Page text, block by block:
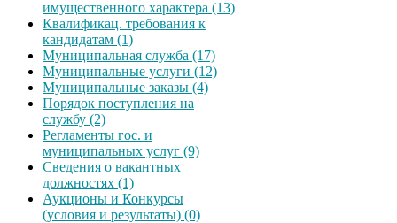
имущественного характера (13)
Квалификац. требования к
кандидатам (1)
Муниципальная служба (17)
Муниципальные услуги (12)
Муниципальные заказы (4)
Порядок поступления на
службу (2)
Регламенты гос. и
муниципальных услуг (9)
Сведения о вакантных
должностях (1)
Аукционы и Конкурсы
(условия и результаты) (0)